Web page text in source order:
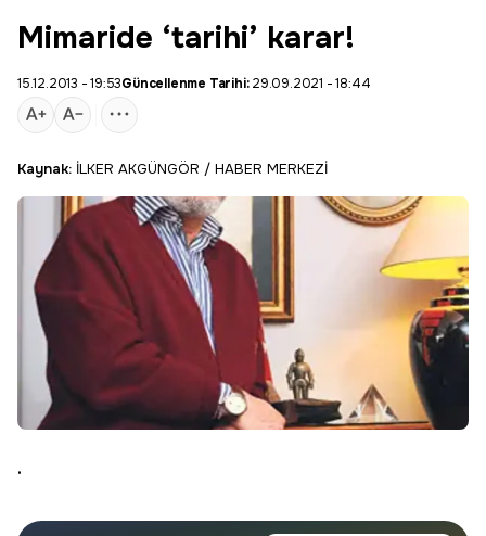
Mimaride ‘tarihi’ karar!
15.12.2013 - 19:53Güncellenme Tarihi:29.09.2021 - 18:44
Kaynak: İLKER AKGÜNGÖR / HABER MERKEZİ
.